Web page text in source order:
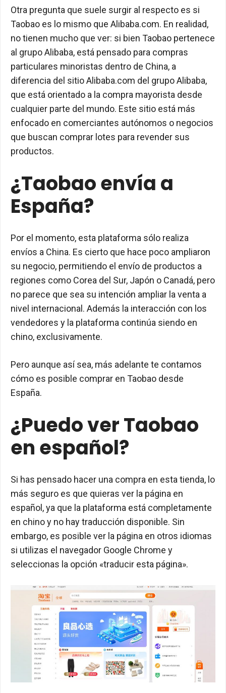
Otra pregunta que suele surgir al respecto es si
Taobao es lo mismo que Alibaba.com. En realidad,
no tienen mucho que ver: si bien Taobao pertenece
al grupo Alibaba, está pensado para compras
particulares minoristas dentro de China, a
diferencia del sitio Alibaba.com del grupo Alibaba,
que está orientado a la compra mayorista desde
cualquier parte del mundo. Este sitio está más
enfocado en comerciantes autónomos o negocios
que buscan comprar lotes para revender sus
productos.
¿Taobao envía a
España?
Por el momento, esta plataforma sólo realiza
envíos a China. Es cierto que hace poco ampliaron
su negocio, permitiendo el envío de productos a
regiones como Corea del Sur, Japón o Canadá, pero
no parece que sea su intención ampliar la venta a
nivel internacional. Además la interacción con los
vendedores y la plataforma continúa siendo en
chino, exclusivamente.
Pero aunque así sea, más adelante te contamos
cómo es posible comprar en Taobao desde
España.
¿Puedo ver Taobao
en español?
Si has pensado hacer una compra en esta tienda, lo
más seguro es que quieras ver la página en
español, ya que la plataforma está completamente
en chino y no hay traducción disponible. Sin
embargo, es posible ver la página en otros idiomas
si utilizas el navegador Google Chrome y
seleccionas la opción «traducir esta página».